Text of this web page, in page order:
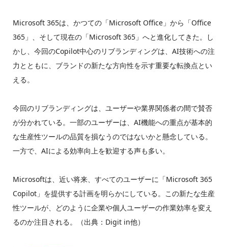
Microsoft 365は、かつての「Microsoft Office」から「Office
365」、そして現在の「Microsoft 365」へと進化してきた。し
かし、今回のCopilot中心のリブランディングは、AI技術への注
力とともに、ブランドの新たな方向性を示す重要な転換点とい
える。
今回のリブランディングは、ユーザーや業界関係者の間で賛否
が分かれている。一部のユーザーは、AI機能への重点が基本的
な生産性ツールの品質を損なうのではないかと懸念している。
一方で、AIによる効率向上を歓迎する声も多い。
Microsoftは、近い将来、すべてのユーザーに「Microsoft 365
Copilot」を提供する計画を明らかにしている。この新たな生産
性ツールが、どのように企業や個人ユーザーの作業効率を変え
るのか注目される。（出典：Digit in他）